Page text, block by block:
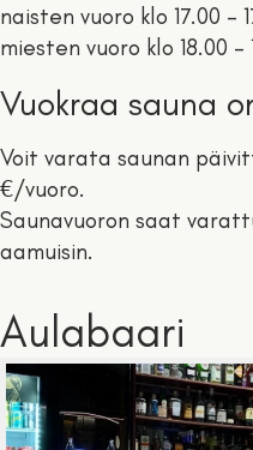
naisten vuoro klo 17.00 –
miesten vuoro klo 18.00 –
Vuokraa sauna
Voit varata saunan
€/vuoro.
Saunavuoron saat
aamuisin.
Aulabaari